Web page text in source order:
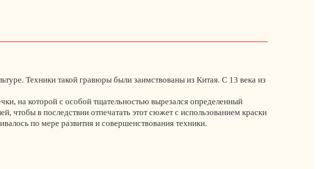
Техники такой гравюры были заимствованы из Китая. С 13 века из
на которой с особой тщательностью вырезался определенный
в последствии отпечатать этот сюжет с использованием краски
по мере развития и совершенствования техники.